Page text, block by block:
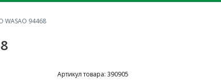
WASAO 94468
Артикул товара: 390905